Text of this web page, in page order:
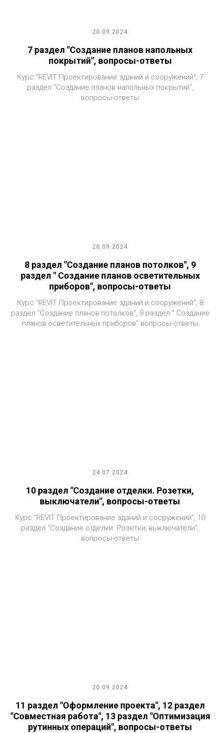
20.09.2024
7 раздел "Создание планов напольных
покрытий", вопросы-ответы
Курс "REVIT Проектирование зданий и сооружений", 7
раздел "Создание планов напольных покрытий",
вопросы-ответы
20.09.2024
8 раздел "Создание планов потолков", 9
раздел " Создание планов осветительных
приборов", вопросы-ответы
Курс "REVIT Проектирование зданий и сооружений", 8
раздел "Создание планов потолков", 9 раздел " Создание
планов осветительных приборов" вопросы-ответы
24.07.2024
10 раздел "Создание отделки. Розетки,
выключатели", вопросы-ответы
Курс "REVIT Проектирование зданий и сооружений", 10
раздел "Создание отделки. Розетки, выключатели",
вопросы-ответы
20.09.2024
11 раздел "Оформление проекта", 12 раздел
"Совместная работа", 13 раздел "Оптимизация
рутинных операций", вопросы-ответы